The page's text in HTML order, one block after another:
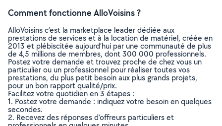
Comment fonctionne AlloVoisins ?
AlloVoisins c’est la marketplace leader dédiée aux
prestations de services et à la location de matériel, créée en
2013 et plébiscitée aujourd’hui par une communauté de plus
de 4,5 millions de membres, dont 300 000 professionnels.
Postez votre demande et trouvez proche de chez vous un
particulier ou un professionnel pour réaliser toutes vos
prestations, du plus petit besoin aux plus grands projets,
pour un bon rapport qualité/prix.
Facilitez votre quotidien en 3 étapes :
1. Postez votre demande : indiquez votre besoin en quelques
secondes.
2. Recevez des réponses d’offreurs particuliers et